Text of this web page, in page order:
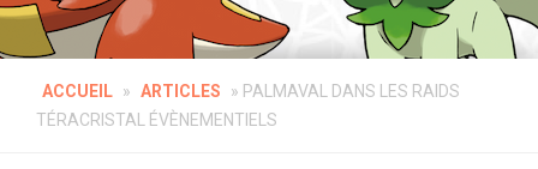
ACCUEIL » ARTICLES » PALMAVAL DANS LES RAIDS
TÉRACRISTAL ÉVÈNEMENTIELS